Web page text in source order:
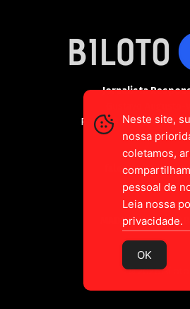
Jornalista
Registro Profissional
MADE IN CEARÁ
© 2026 Biloto
Neste site,
nossa
coletamos,
pessoal de
Leia nossa
privacidade.
OK